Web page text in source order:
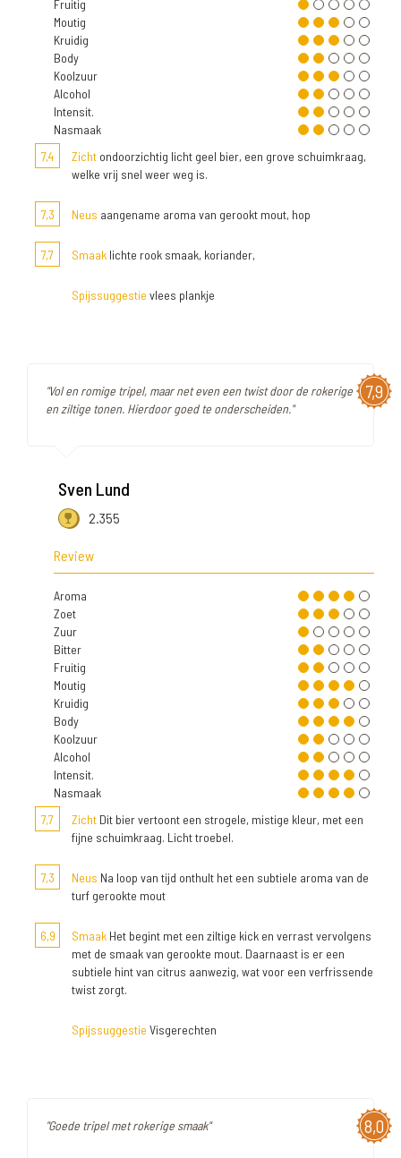
Fruitig
Moutig
Kruidig
Body
Koolzuur
Alcohol
Intensit.
Nasmaak
7,4
Zicht ondoorzichtig licht geel bier, een grove schuimkraag,
welke vrij snel weer weg is.
7,3 Neus aangename aroma van gerookt mout, hop
7,7 Smaak lichte rook smaak, koriander,
Spijssuggestie vlees plankje
7,9
"Vol en romige tripel, maar net even een twist door de rokerige
en ziltige tonen. Hierdoor goed te onderscheiden."
Sven Lund
2.355
Review
Aroma
Zoet
Zuur
Bitter
Fruitig
Moutig
Kruidig
Body
Koolzuur
Alcohol
Intensit.
Nasmaak
7,7
Zicht Dit bier vertoont een strogele, mistige kleur, met een
fijne schuimkraag. Licht troebel.
7,3 Neus Na loop van tijd onthult het een subtiele aroma van de
turf gerookte mout
6,9 Smaak Het begint met een ziltige kick en verrast vervolgens
met de smaak van gerookte mout. Daarnaast is er een
subtiele hint van citrus aanwezig, wat voor een verfrissende
twist zorgt.
Spijssuggestie Visgerechten
8,0
"Goede tripel met rokerige smaak"